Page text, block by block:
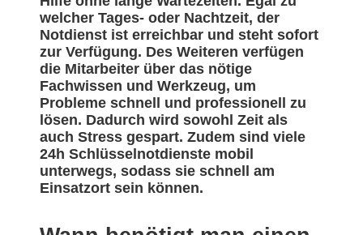
welcher Tages- oder Nachtzeit, der
Notdienst ist erreichbar und steht sofort
zur Verfügung. Des Weiteren verfügen
die Mitarbeiter über das nötige
Fachwissen und Werkzeug, um
Probleme schnell und professionell zu
lösen. Dadurch wird sowohl Zeit als
auch Stress gespart. Zudem sind viele
24h Schlüsselnotdienste mobil
unterwegs, sodass sie schnell am
Einsatzort sein können.